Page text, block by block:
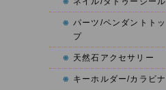
パーツ/ペンダントトッ
プ
天然石アクセサリー
キーホルダー/カラビナ